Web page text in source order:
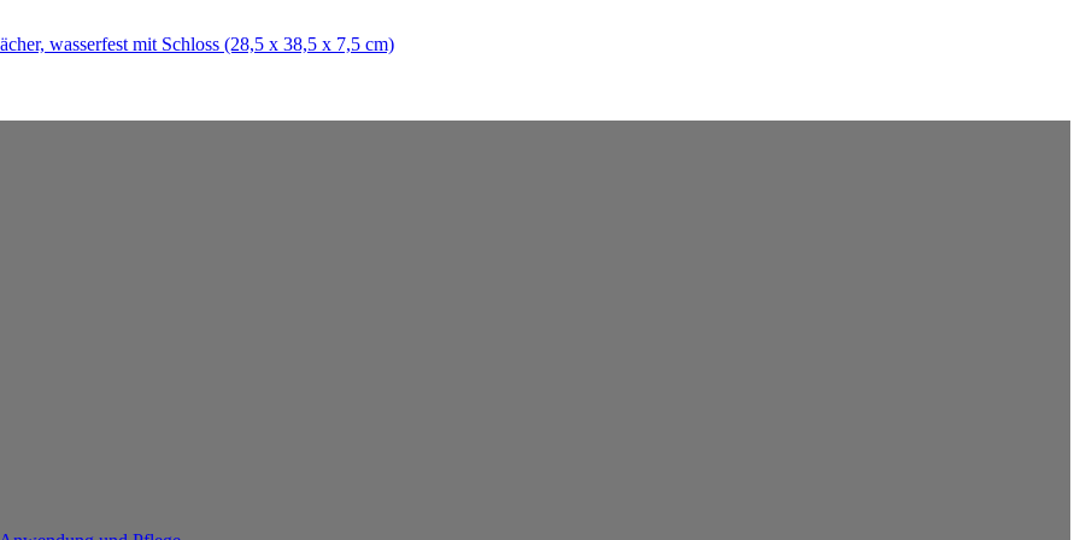
wasserfest mit Schloss (28,5 x 38,5 x 7,5 cm)